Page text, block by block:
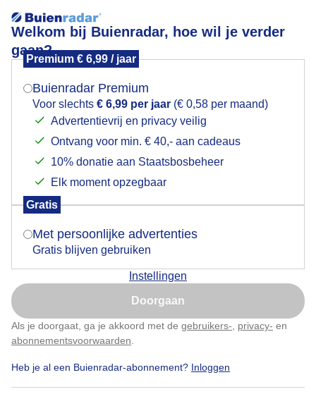
Welkom bij Buienradar, hoe wil je verder
gaan?
Premium € 6,99 / jaar
Buienradar Premium
Voor slechts € 6,99 per jaar (€ 0,58 per maand)
Advertentievrij en privacy veilig
Ontvang voor min. € 40,- aan cadeaus
10% donatie aan Staatsbosbeheer
Elk moment opzegbaar
Gratis
Met persoonlijke advertenties
Gratis blijven gebruiken
Instellingen
Doorgaan
Als je doorgaat, ga je akkoord met de gebruikers- privacy- en
abonnementsvoorwaarden
Heb je al een Buienradar-abonnement? Inloggen
Alles ziet er anders uit als de zon schijnt....
minder. Ik zie stapelwolken en sluierbewolking
Kortgene, Zeeland
Door: Geeske Harkema Gemaakt: 12-05-2026, 59x bekeken
Mogen we je locatie gebruiken voor het
Indien je hier nog geen akkoord op hebt gegeven,
verschijnt er zo een pop-up uit je browser waarin
Is goed, toon de popup
Nu niet, misschien later
Klik hierom dit aan te passen